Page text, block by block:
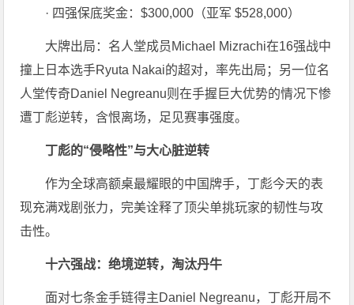
· 四强保底奖金：$300,000（亚军 $528,000）
大牌出局：名人堂成员Michael Mizrachi在16强战中
撞上日本选手Ryuta Nakai的超对，率先出局；另一位名
人堂传奇Daniel Negreanu则在手握巨大优势的情况下惨
遭丁彪逆转，含恨离场，足见赛事强度。
丁彪的“侵略性”与大心脏逆转
作为全球高额桌最耀眼的中国牌手，丁彪今天的表
现充满戏剧张力，完美诠释了顶尖单挑玩家的韧性与攻
击性。
十六强战：绝境逆转，淘汰丹牛
面对七条金手链得主Daniel Negreanu，丁彪开局不